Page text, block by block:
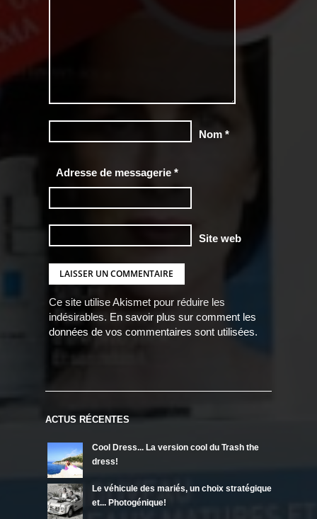
Nom *
Adresse de messagerie *
Site web
Ce site utilise Akismet pour réduire les
indésirables. En savoir plus sur comment les
données de vos commentaires sont utilisées.
ACTUS RÉCENTES
Cool Dress... La version cool du Trash the
dress!
Le véhicule des mariés, un choix stratégique
et... Photogénique!